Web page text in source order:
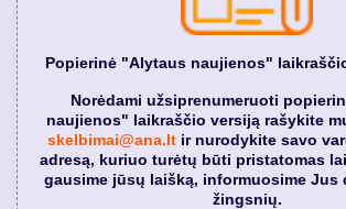
Popierinė "Alytaus naujienos"
Norėdami užsiprenumeruoti
naujienos" laikraščio versiją rašykite
skelbimai@ana.ltir nurodykite savo
adresą, kuriuo turėtų būti pristatomas
gausime jūsų laišką, informuosime Jus
žingsnių.